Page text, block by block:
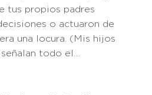
tus propios padres
o actuaron de
una locura. (Mis hijos
todo el…